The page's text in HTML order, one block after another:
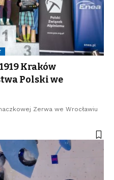
Kraków
Polski we
Zerwa we Wrocławiu